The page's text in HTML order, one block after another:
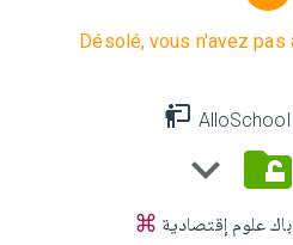
Désolé, vous n'avez pas
باك علوم إقتصادية